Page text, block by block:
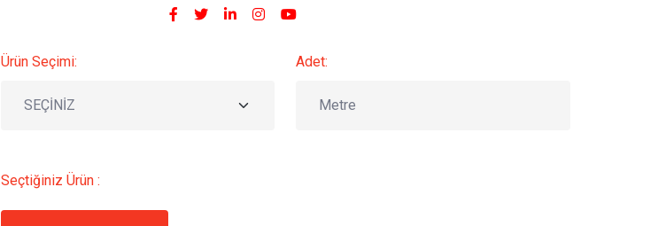
Ürün Seçimi: Adet:
Seçtiğiniz Ürün :